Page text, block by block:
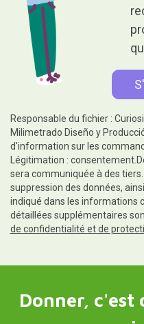
Responsable du fichier :
Milimetrado Diseño y
d'information sur les
Légitimation :
sera communiquée à des
suppression des données,
indiqué dans les informations
détaillées supplémentaires
de confidentialité et de
Donner, c'est